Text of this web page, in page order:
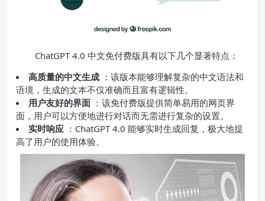
ChatGPT 4.0 中文免付费版具有以下几个显著特点：
高质量的中文生成 ：该版本能够理解复杂的中文语法和
语境，生成的文本不仅准确而且富有逻辑性。
用户友好的界面 ：该免付费版提供简单易用的网页界
面，用户可以方便地进行对话而无需进行复杂的设置。
实时响应 ：ChatGPT 4.0 能够实时生成回复，极大地提
高了用户的使用体验。